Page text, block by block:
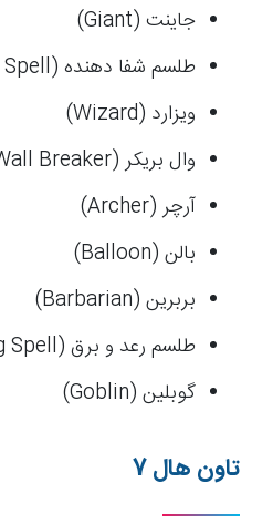
جاینت (Giant)
طلسم شفا دهنده (Healing Spell)
ویزارد (Wizard)
وال بریکر (Wall Breaker)
آرچر (Archer)
بالن (Balloon)
بربرین (Barbarian)
طلسم رعد و برق (Lightening Spell)
گوبلین (Goblin)
تاون هال 7